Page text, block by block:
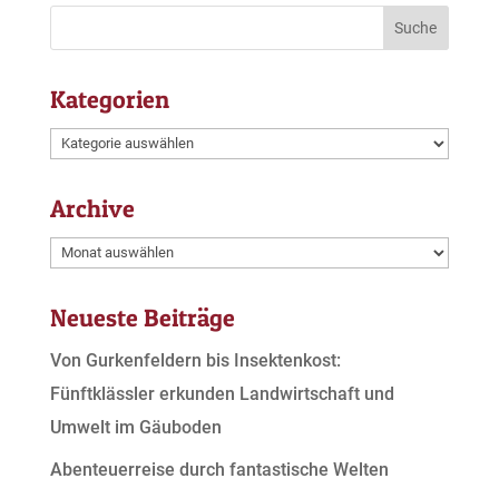
Kategorien
Kategorien
Archive
Archive
Neueste Beiträge
Von Gurkenfeldern bis Insektenkost:
Fünftklässler erkunden Landwirtschaft und
Umwelt im Gäuboden
Abenteuerreise durch fantastische Welten